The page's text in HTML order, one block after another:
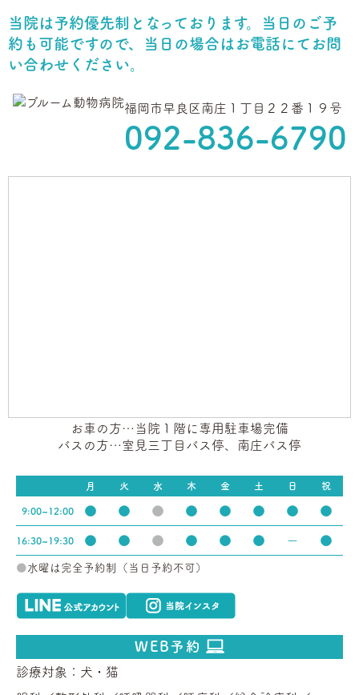
当院は予約優先制となっております。当日のご予
約も可能ですので、
当日の場合はお電話にてお問
い合わせください。
福岡市早良区南庄１丁目２２番１９号
092-836-6790
お車の方…当院１階に専用駐車場完備
バスの方…室見三丁目バス停、南庄バス停
月 火 水 木 金 土 日 祝
9:00~12:00 ● ● ● ● ● ● ● ●
16:30~19:30 ● ● ● ● ● ● ー ●
●水曜は完全予約制（当日予約不可）
WEB予約
診療対象：犬・猫